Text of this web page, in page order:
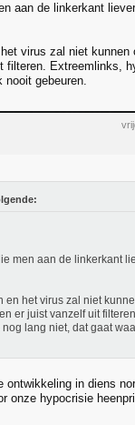
aan de linkerkant
virus zal niet
Extreemlinks,
nooit gebeuren.
men aan de linkerkant
het virus zal niet
er juist vanzelf uit
lang niet, dat gaat
in diens
onze hypocrisie